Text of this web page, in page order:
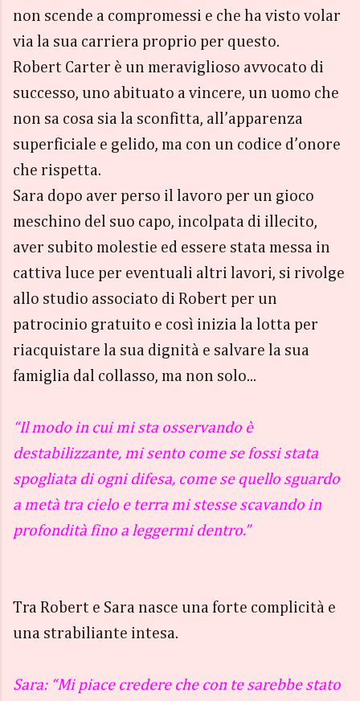
non scende a compromessi e che ha visto volar
via la sua carriera proprio per questo.
Robert Carter è un meraviglioso avvocato di
successo, uno abituato a vincere, un uomo che
non sa cosa sia la sconfitta, all’apparenza
superficiale e gelido, ma con un codice d’onore
che rispetta.
Sara dopo aver perso il lavoro per un gioco
meschino del suo capo, incolpata di illecito,
aver subito molestie ed essere stata messa in
cattiva luce per eventuali altri lavori, si rivolge
allo studio associato di Robert per un
patrocinio gratuito e così inizia la lotta per
riacquistare la sua dignità e salvare la sua
famiglia dal collasso, ma non solo...
“Il modo in cui mi sta osservando è
destabilizzante, mi sento come se fossi stata
spogliata di ogni difesa, come se quello sguardo
a metà tra cielo e terra mi stesse scavando in
profondità fino a leggermi dentro.”
Tra Robert e Sara nasce una forte complicità e
una strabiliante intesa.
Sara: “Mi piace credere che con te sarebbe stato